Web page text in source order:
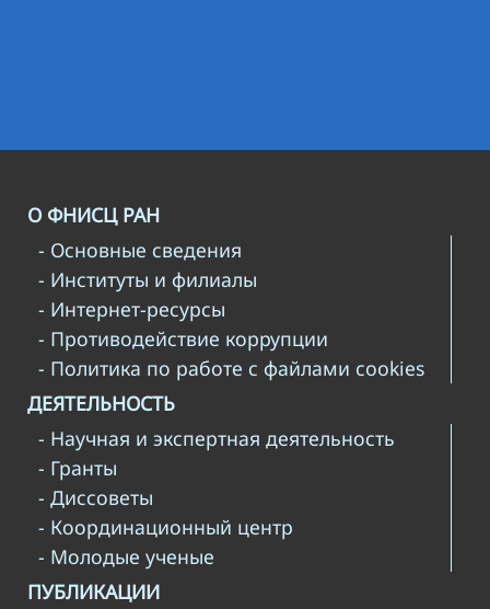
О ФНИСЦ РАН
- Основные сведения
- Институты и филиалы
- Интернет-ресурсы
- Противодействие коррупции
- Политика по работе с файлами cookies
ДЕЯТЕЛЬНОСТЬ
- Научная и экспертная деятельность
- Гранты
- Диссоветы
- Координационный центр
- Молодые ученые
ПУБЛИКАЦИИ